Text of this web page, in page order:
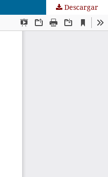
Descargar